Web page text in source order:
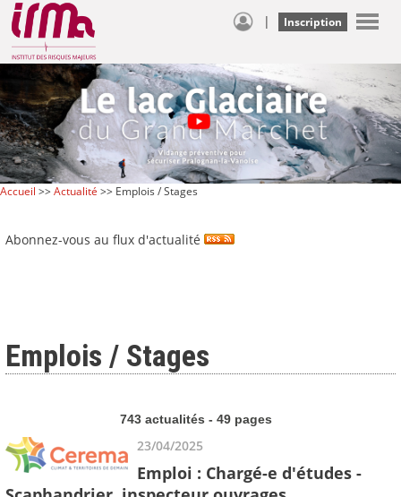
| Inscription
Accueil >>Actualité >> Emplois / Stages
Abonnez-vous au flux d'actualité
Emplois / Stages
743 actualités - 49 pages
23/04/2025
Emploi : Chargé-e d'études -